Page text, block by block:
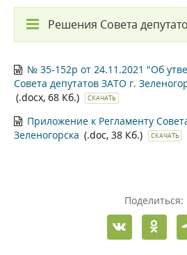
Решения Совета
№ 35-152р от 24.11.2021 "Об
Совета депутатов ЗАТО г.
(.docx, 68 Кб.)
СКАЧАТЬ
Приложение к Регламенту
Зеленогорска (.doc, 38 Кб.) СКАЧАТЬ
Поделиться: